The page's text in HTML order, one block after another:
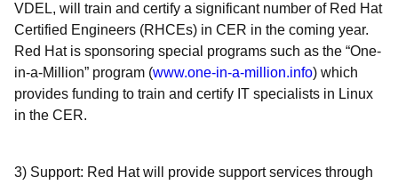
VDEL, will train and certify a significant number of Red Hat
Certified Engineers (RHCEs) in CER in the coming year.
Red Hat is sponsoring special programs such as the “One-
in-a-Million” program (www.one-in-a-million.info) which
provides funding to train and certify IT specialists in Linux
in the CER.
3) Support: Red Hat will provide support services through